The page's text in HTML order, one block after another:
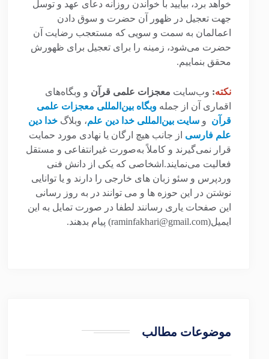
خواهد برد، بیایید با خواندن روزانه دعای عهد و توسل
جهت تعجیل در ظهور آن حضرت و سوق دادن
اعمالمان به سمت و سویی که مستعجب رضایت آن
حضرت می‌شود، زمینه را برای تعجیل برای ظهورش
محقق بنماییم.
نکته: وب‌سایت معجزات علمی قرآن و وبگاه‌های
اقماری آن از جمله وبگاه بین‌المللی معجزات علمی
قرآن و سایت بین‌المللی خدا دین علم، وبلاگ خدا دین
علم فارسی از جانب هیچ ارگان یا نهادی مورد حمایت
قرار نمی‌گیرند و کاملاً به‌صورت غیرانتفاعی و مستقل
فعالیت می‌نمایند.اشخاصی که یکی از دانش فنی
وردپرس و سئو زبان های خارجی را دارند و یا توانایی
نوشتن در این حوزه ها و می توانند در به روز رسانی
این صفحات یاری رسانند لطفا در صورت تمایل به این
ایمیل(raminfakhari@gmail.com) پیام بدهند.
موضوعات مطالب